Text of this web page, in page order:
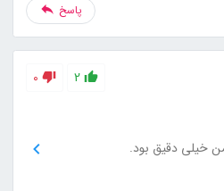
پاسخ
2
0
خیلی دقیق بود.